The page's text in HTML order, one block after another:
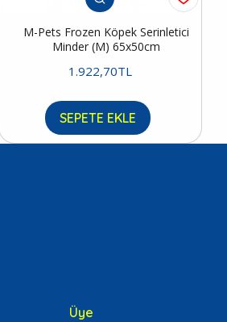
M-Pets Frozen Köpek Serinletici
Minder (M) 65x50cm
1.922,70TL
SEPETE EKLE
Üye